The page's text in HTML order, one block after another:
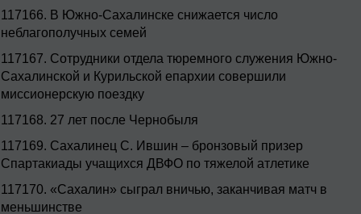
117166. В Южно-Сахалинске снижается число
неблагополучных семей
117167. Сотрудники отдела тюремного служения Южно-
Сахалинской и Курильской епархии совершили
миссионерскую поездку
117168. 27 лет после Чернобыля
117169. Сахалинец С. Ившин – бронзовый призер
Спартакиады учащихся ДВФО по тяжелой атлетике
117170. «Сахалин» сыграл вничью, заканчивая матч в
меньшинстве